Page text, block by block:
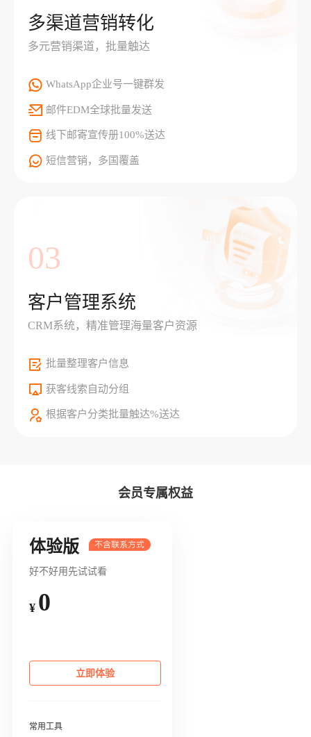
多渠道营销转化
多元营销渠道，批量触达
WhatsApp企业号一键群发
邮件EDM全球批量发送
线下邮寄宣传册100%送达
短信营销，多国覆盖
03
客户管理系统
CRM系统，精准管理海量客户资源
批量整理客户信息
获客线索自动分组
根据客户分类批量触达%送达
会员专属权益
体验版
好不好用先试试看
¥ 0
立即体验
常用工具